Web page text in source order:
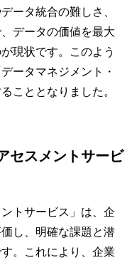
ータ統合の難しさ、
データの価値を最大
現状です。このよう
ータマネジメント・
こととなりました。
セスメントサービ
トサービス」は、企
し、明確な課題と潜
。これにより、企業